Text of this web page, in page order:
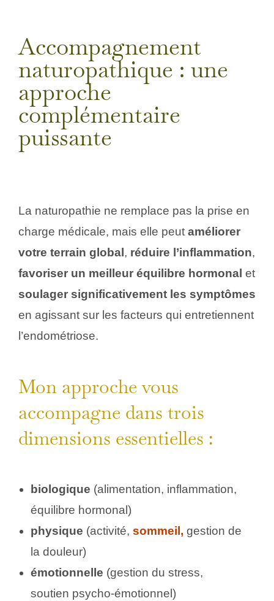
Accompagnement
naturopathique : une
approche
complémentaire
puissante
La naturopathie ne remplace pas la prise en
charge médicale, mais elle peut améliorer
votre terrain global , réduire l’inflammation,
favoriser un meilleur équilibre hormonal et
soulager significativement les symptômes
en agissant sur les facteurs qui entretiennent
l’endométriose.
Mon approche vous
accompagne dans trois
dimensions essentielles :
biologique (alimentation, inflammation,
équilibre hormonal)
physique (activité, sommeil, gestion de
la douleur)
émotionnelle (gestion du stress,
soutien psycho‑émotionnel)